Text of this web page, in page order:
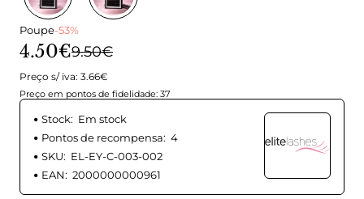
Poupe-53%
4.50€9.50€
Preço s/ iva: 3.66€
Preço em pontos de fidelidade: 37
Stock: Em stock
Pontos de recompensa: 4
SKU: EL-EY-C-003-002
EAN: 2000000000961